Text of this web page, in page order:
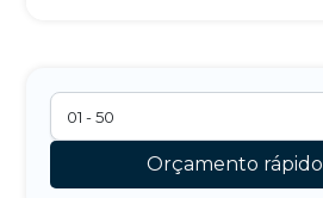
Orçamento rápido